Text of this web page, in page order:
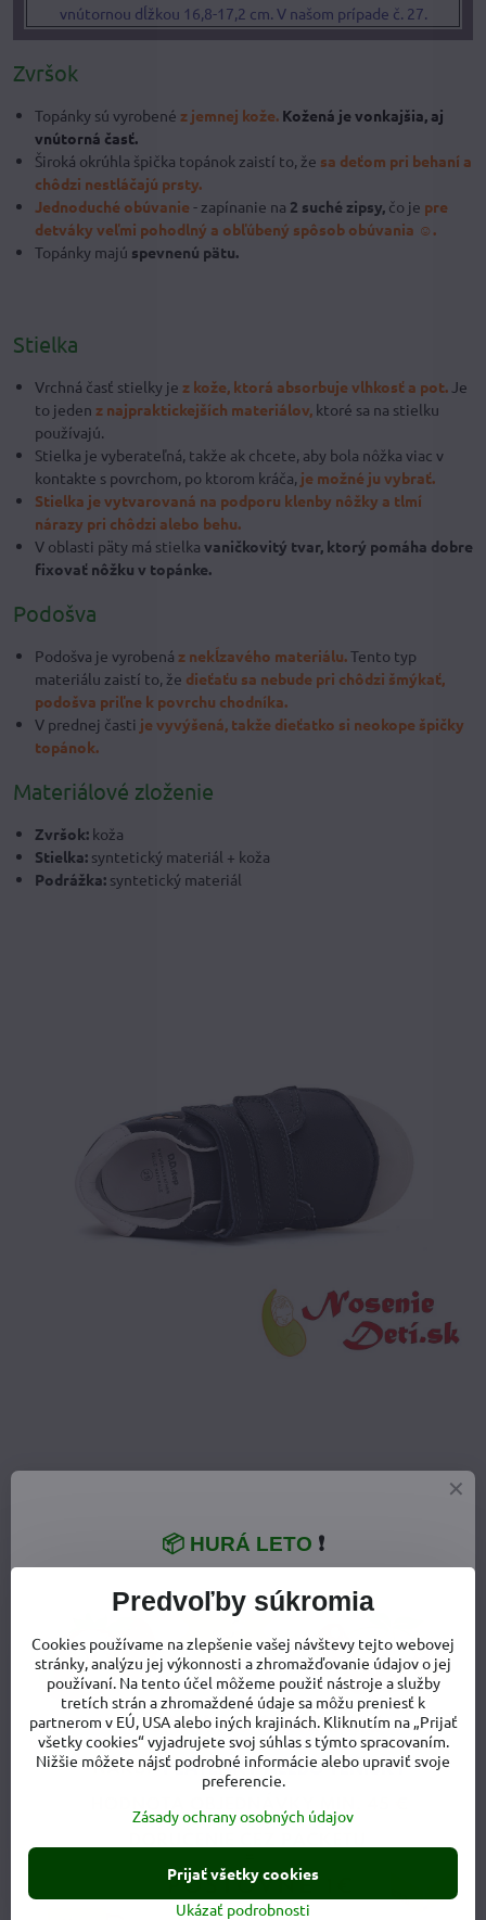
vnútornou dĺžkou 16,8-17,2 cm. V našom prípade č. 27.
Zvršok
Topánky sú vyrobené z jemnej kože. Kožená je vonkajšia, aj
vnútorná časť.
Široká okrúhla špička topánok zaistí to, že sa deťom pri behaní a
chôdzi nestláčajú prsty.
Jednoduché obúvanie- zapínanie na 2 suché zipsy, čo je pre
detváky veľmi pohodlný a obľúbený spôsob obúvania ☺.
Topánky majú spevnenú pätu.
Stielka
Vrchná časť stielky je z kože, ktorá absorbuje vlhkosť a pot. Je
to jeden z najpraktickejších materiálov, ktoré sa na stielku
používajú.
Stielka je vyberateľná, takže ak chcete, aby bola nôžka viac v
kontakte s povrchom, po ktorom kráča, je možné ju vybrať.
Stielka je vytvarovaná na podporu klenby nôžky a tlmí
nárazy pri chôdzi alebo behu.
V oblasti päty má stielka vaničkovitý tvar, ktorý pomáha dobre
fixovať nôžku v topánke.
Podošva
Podošva je vyrobená z nekĺzavého materiálu.Tento typ
materiálu zaistí to, že dieťaťu sa nebude pri chôdzi šmýkať,
podošva priľne k povrchu chodníka.
V prednej časti je vyvýšená, takže dieťatko si neokope špičky
topánok.
Materiálové zloženie
Zvršok: koža
Stielka: syntetický materiál + koža
Podrážka: syntetický materiál
Predvoľby súkromia
Cookies používame na zlepšenie vašej návštevy tejto webovej
stránky, analýzu jej výkonnosti a zhromažďovanie údajov o jej
používaní. Na tento účel môžeme použiť nástroje a služby
tretích strán a zhromaždené údaje sa môžu preniesť k
partnerom v EÚ, USA alebo iných krajinách. Kliknutím na „Prijať
všetky cookies“ vyjadrujete svoj súhlas s týmto spracovaním.
Nižšie môžete nájsť podrobné informácie alebo upraviť svoje
preferencie.
Zásady ochrany osobných údajov
Ukázať podrobnosti
Prijať všetky cookies
📦 HURÁ LETO ❗